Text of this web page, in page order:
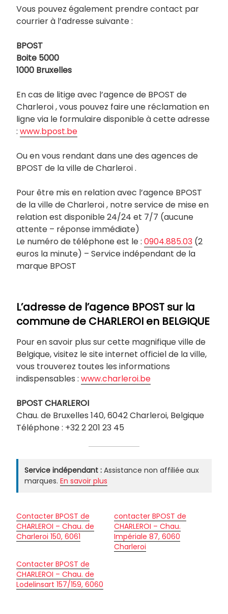
Vous pouvez également prendre contact par
courrier à l’adresse suivante :
BPOST
Boite 5000
1000 Bruxelles
En cas de litige avec l’agence de BPOST de
Charleroi , vous pouvez faire une réclamation en
ligne via le formulaire disponible à cette adresse
: www.bpost.be
Ou en vous rendant dans une des agences de
BPOST de la ville de Charleroi .
Pour être mis en relation avec l’agence BPOST
de la ville de Charleroi , notre service de mise en
relation est disponible 24/24 et 7/7 (aucune
attente – réponse immédiate)
Le numéro de téléphone est le : 0904.885.03 (2
euros la minute) – Service indépendant de la
marque BPOST
L’adresse de l’agence BPOST sur la
commune de CHARLEROI en BELGIQUE
Pour en savoir plus sur cette magnifique ville de
Belgique, visitez le site internet officiel de la ville,
vous trouverez toutes les informations
indispensables : www.charleroi.be
BPOSTCHARLEROI
Chau. de Bruxelles 140, 6042 Charleroi, Belgique
Téléphone : +32 2 201 23 45
Service indépendant : Assistance non affiliée aux
marques. En savoir plus
Contacter BPOST de
CHARLEROI – Chau. de
Charleroi 150, 6061
contacter BPOST de
CHARLEROI – Chau.
Impériale 87, 6060
Charleroi
Contacter BPOST de
CHARLEROI – Chau. de
Lodelinsart 157/159, 6060